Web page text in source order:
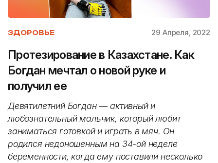
ЗДОРОВЬЕ 29 Апреля, 2022
Протезирование в Казахстане. Как
Богдан мечтал о новой руке и
получил ее
Девятилетний Богдан — активный и
любознательный мальчик, который любит
заниматься готовкой и играть в мяч. Он
родился недоношенным на 34-ой неделе
беременности, когда ему поставили несколько